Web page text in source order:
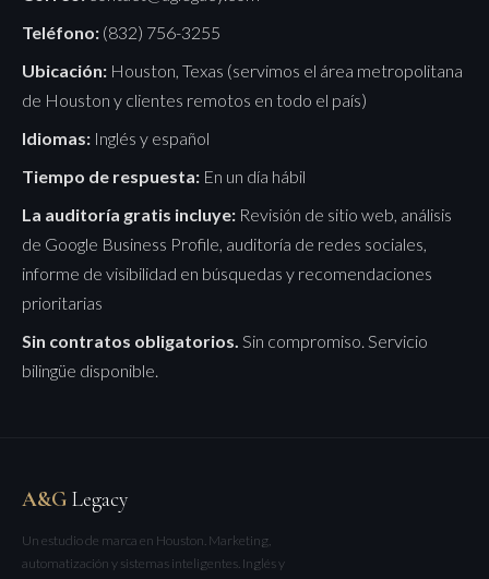
Teléfono: (832) 756-3255
Ubicación: Houston, Texas (servimos el área metropolitana
de Houston y clientes remotos en todo el país)
Idiomas: Inglés y español
Tiempo de respuesta: En un día hábil
La auditoría gratis incluye: Revisión de sitio web, análisis
de Google Business Profile, auditoría de redes sociales,
informe de visibilidad en búsquedas y recomendaciones
prioritarias
Sin contratos obligatorios. Sin compromiso. Servicio
bilingüe disponible.
A&G Legacy
Un estudio de marca en Houston. Marketing,
automatización y sistemas inteligentes. Inglés y